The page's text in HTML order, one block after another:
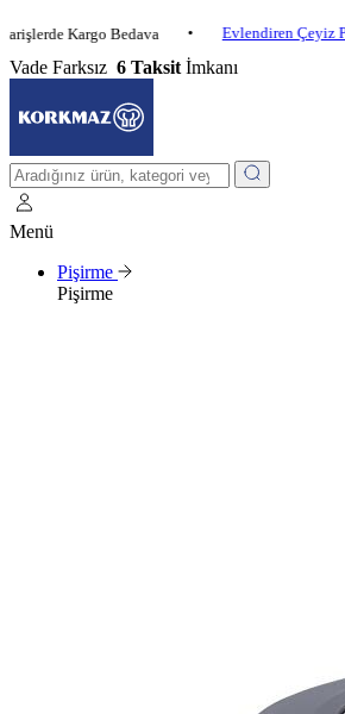
Kargo Bedava • Evlendiren Çeyiz Paketleri
Vade Farksız 6 Taksit İmkanı
Menü
Pişirme
Pişirme